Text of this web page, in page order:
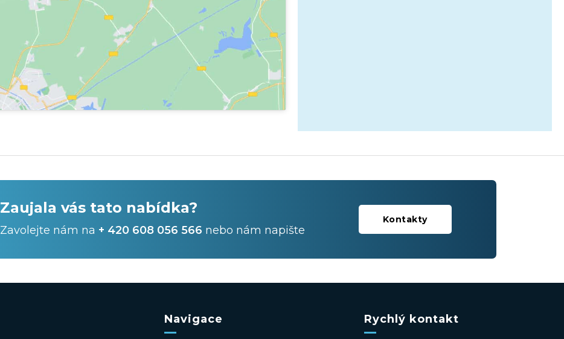
Zaujala vás tato nabídka?
Zavolejte nám na + 420 608 056 566 nebo nám napište
Kontakty
Navigace Rychlý kontakt